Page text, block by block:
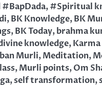
#BapDada,#Spiritual
,BK Knowledge,BK
,BK Today,brahma
knowledge,
Murli,Meditation,
,Murli points,Om
,self transformation,